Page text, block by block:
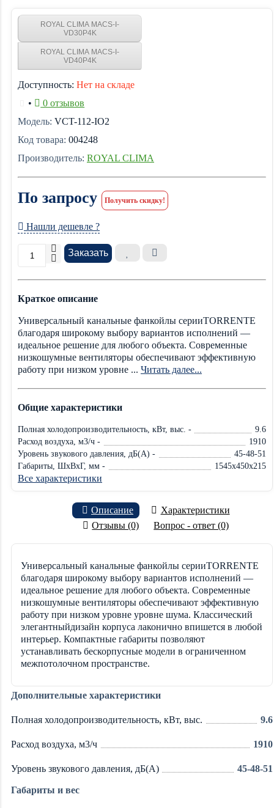
ROYAL CLIMA MACS-I-
VD30P4K
ROYAL CLIMA MACS-I-
VD40P4K
Доступность: Нет на складе
•
0 отзывов
Модель: VCT-112-IO2
Код товара: 004248
Производитель: ROYAL CLIMA
По запросу Получить скидку!
Нашли дешевле ?
Заказать
Краткое описание
Универсальный канальные фанкойлы серииTORRENTE
благодаря широкому выбору вариантов исполнений —
идеальное решение для любого объекта. Современные
низкошумные вентиляторы обеспечивают эффективную
работу при низком уровне ... Читать далее...
Общие характеристики
Полная холодопроизводительность, кВт, выс. -
9.6
Расход воздуха, м3/ч -
1910
Уровень звукового давления, дБ(А) -
45-48-51
Габариты, ШxВxГ, мм -
1545x450x215
Все характеристики
Описание
Характеристики
Отзывы (0)
Вопрос - ответ (0)
Универсальный канальные фанкойлы серииTORRENTE
благодаря широкому выбору вариантов исполнений —
идеальное решение для любого объекта. Современные
низкошумные вентиляторы обеспечивают эффективную
работу при низком уровне уровне шума. Классический
элегантныйдизайн корпуса лаконично впишется в любой
интерьер. Компактные габариты позволяют
устанавливать бескорпусные модели в ограниченном
межпотолочном пространстве.
Дополнительные характеристики
Полная холодопроизводительность, кВт, выс. 9.6
Расход воздуха, м3/ч 1910
Уровень звукового давления, дБ(А) 45-48-51
Габариты и вес